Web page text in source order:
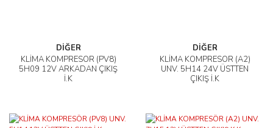
DİĞER
KLİMA KOMPRESÖR (PV8)
5H09 12V ARKADAN ÇIKIŞ
İ.K
DİĞER
KLİMA KOMPRESÖR (A2)
UNV. 5H14 24V ÜSTTEN
ÇIKIŞ İ.K